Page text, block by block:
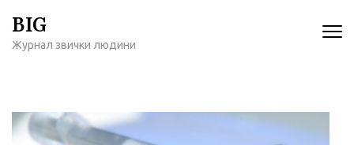
содержимому
BIG
Журнал звички людини